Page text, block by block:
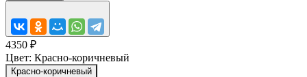
4350 ₽
Цвет: Красно-коричневый
Красно-коричневый